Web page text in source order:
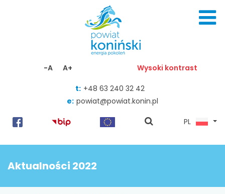
-A A+ Wysoki kontrast
t: +48 63 240 32 42
e: powiat@powiat.konin.pl
pokaż
PL
Aktualności 2022